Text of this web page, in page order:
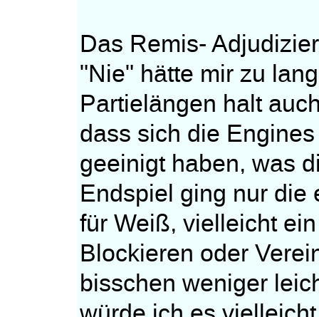
Das Remis-
"Nie" hätte mir zu
Partielängen halt
dass sich die
geeinigt haben, was
Endspiel ging nur die
für Weiß, vielleicht
Blockieren oder
bisschen weniger